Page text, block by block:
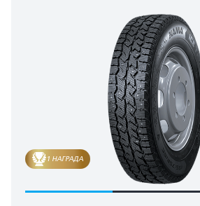
1 НАГРАДА